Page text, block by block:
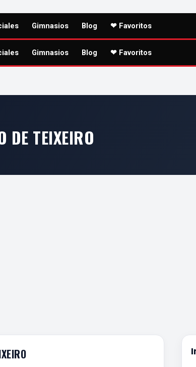
Gimnasios Blog ❤ Favoritos
Gimnasios Blog ❤ Favoritos
DE TEIXEIRO